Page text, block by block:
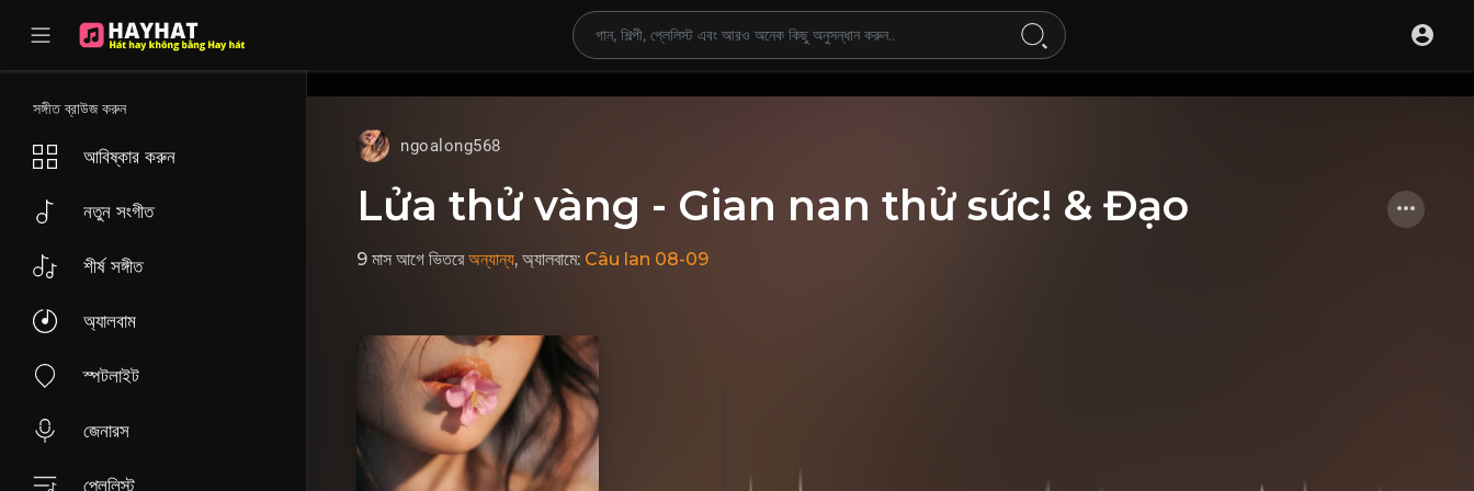
সঙ্গীত ব্রাউজ করুন
আবিষ্কার করুন
নতুন সংগীত
শীর্ষ সঙ্গীত
অ্যালবাম
স্পটলাইট
জেনারস
প্লেলিস্ট
ngoalong568
Lửa thử vàng - Gian nan thử sức! & Đạo
9 মাস আগে ভিতরেঅন্যান্য, অ্যালবামে: Câu lan 08-09